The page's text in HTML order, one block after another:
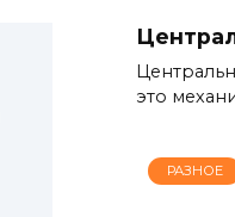
это
РАЗНОЕ